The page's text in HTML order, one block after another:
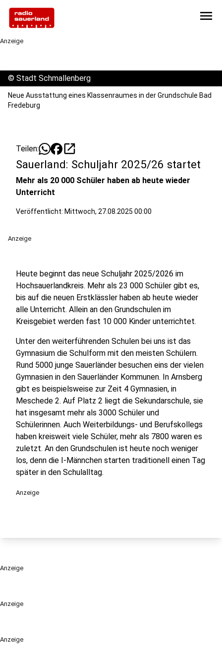
menu
Anzeige
Anzeige
Anzeige
© Stadt Schmallenberg
Neue Ausstattung eines Klassenraumes in der Grundschule Bad
Fredeburg
Teilen: open_in_new
Sauerland: Schuljahr 2025/26 startet
Mehr als 20 000 Schüler haben ab heute wieder
Unterricht
Veröffentlicht: Mittwoch, 27.08.2025 00:00
Anzeige
Heute beginnt das neue Schuljahr 2025/2026 im
Hochsauerlandkreis. Mehr als 23 000 Schüler gibt es,
bis auf die neuen Erstklässler haben ab heute wieder
alle Unterricht. Allein an den Grundschulen im
Kreisgebiet werden fast 10 000 Kinder unterrichtet.
Unter den weiterführenden Schulen bei uns ist das
Gymnasium die Schulform mit den meisten Schülern.
Rund 5000 junge Sauerländer besuchen eins der vielen
Gymnasien in den Sauerländer Kommunen. In Arnsberg
gibt es beispielsweise zur Zeit 4 Gymnasien, in
Meschede 2. Auf Platz 2 liegt die Sekundarschule, sie
hat insgesamt mehr als 3000 Schüler und
Schülerinnen. Auch Weiterbildungs- und Berufskollegs
haben kreisweit viele Schüler, mehr als 7800 waren es
zuletzt. An den Grundschulen ist heute noch weniger
los, denn die I-Männchen starten traditionell einen Tag
später in den Schulalltag.
Anzeige
Anzeige